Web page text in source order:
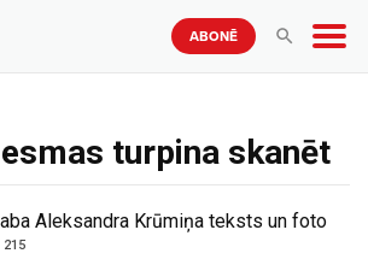
ABONĒ
turpina skanēt
Aleksandra Krūmiņa teksts un foto
215